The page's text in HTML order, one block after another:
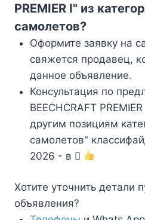
PREMIER I" из
самолетов?
Оформите заявку на
свяжется продавец,
данное объявление.
Консультация по
BEECHCRAFT
другим позициям
самолетов"
2026 - в
Хотите уточнить детали
объявления?